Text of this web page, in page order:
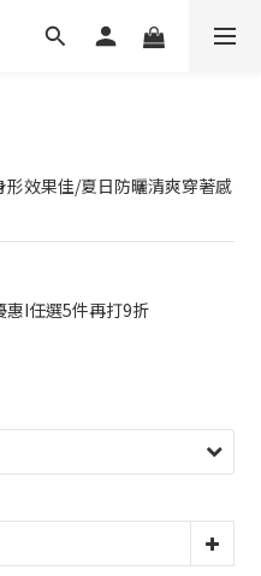
效果佳/夏日防曬清爽穿著感
惠I任選5件再打9折